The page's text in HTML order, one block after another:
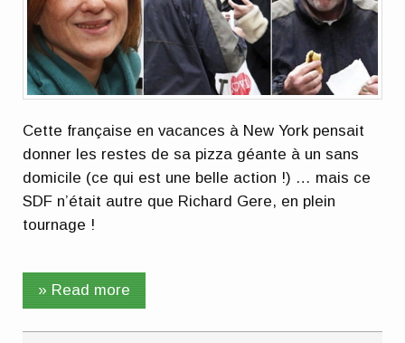
Cette française en vacances à New York pensait
donner les restes de sa pizza géante à un sans
domicile (ce qui est une belle action !) … mais ce
SDF n’était autre que Richard Gere, en plein
tournage !
» Read more